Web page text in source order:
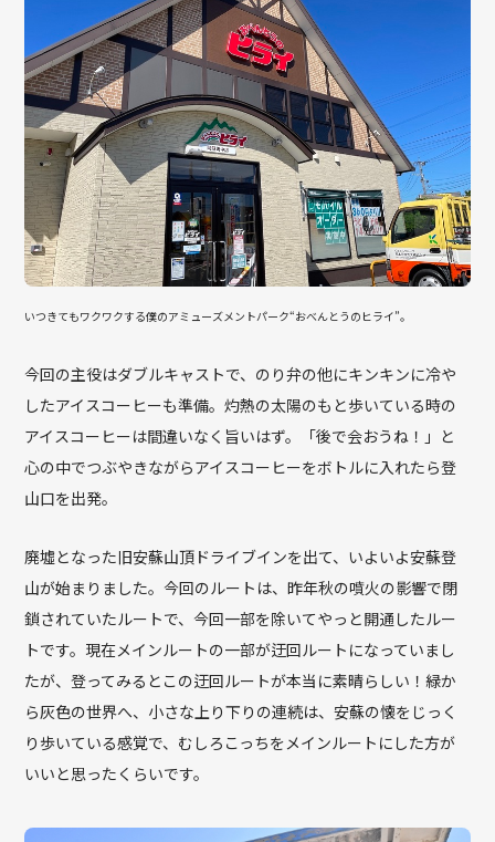
いつきてもワクワクする僕のアミューズメントパーク“おべんとうのヒライ”。
今回の主役はダブルキャストで、のり弁の他にキンキンに冷や
したアイスコーヒーも準備。灼熱の太陽のもと歩いている時の
アイスコーヒーは間違いなく旨いはず。「後で会おうね！」と
心の中でつぶやきながらアイスコーヒーをボトルに入れたら登
山口を出発。
廃墟となった旧安蘇山頂ドライブインを出て、いよいよ安蘇登
山が始まりました。今回のルートは、昨年秋の噴火の影響で閉
鎖されていたルートで、今回一部を除いてやっと開通したルー
トです。現在メインルートの一部が迂回ルートになっていまし
たが、登ってみるとこの迂回ルートが本当に素晴らしい！緑か
ら灰色の世界へ、小さな上り下りの連続は、安蘇の懐をじっく
り歩いている感覚で、むしろこっちをメインルートにした方が
いいと思ったくらいです。